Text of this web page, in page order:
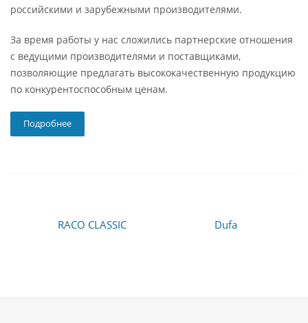
российскими и зарубежными производителями.
За время работы у нас сложились партнерские отношения
с ведущими производителями и поставщиками,
позволяющие предлагать высококачественную продукцию
по конкурентоспособным ценам.
Подробнее
RACO CLASSIC Dufa